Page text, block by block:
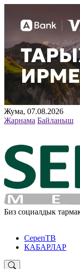
Жума, 07.08.2026
Жарнама Байланыш
Биз социалдык
СерепТВ
КАБАРЛАР